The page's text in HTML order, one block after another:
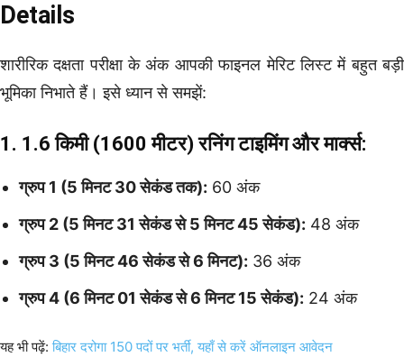
Details
शारीरिक दक्षता परीक्षा के अंक आपकी फाइनल मेरिट लिस्ट में बहुत बड़ी
भूमिका निभाते हैं। इसे ध्यान से समझें:
1. 1.6 किमी (1600 मीटर) रनिंग टाइमिंग और मार्क्स:
ग्रुप 1 (5 मिनट 30 सेकंड तक): 60 अंक
ग्रुप 2 (5 मिनट 31 सेकंड से 5 मिनट 45 सेकंड): 48 अंक
ग्रुप 3 (5 मिनट 46 सेकंड से 6 मिनट): 36 अंक
ग्रुप 4 (6 मिनट 01 सेकंड से 6 मिनट 15 सेकंड): 24 अंक
यह भी पढ़ें:बिहार दरोगा 150 पदों पर भर्ती, यहाँ से करें ऑनलाइन आवेदन